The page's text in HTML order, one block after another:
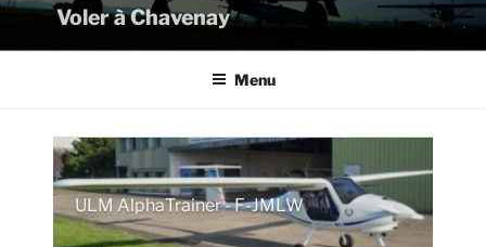
Voler à Chavenay
Menu
ULM AlphaTrainer - F-JMLW